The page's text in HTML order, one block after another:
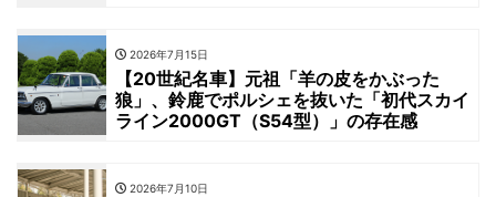
2026年7月15日
【20世紀名車】元祖「羊の皮をかぶった
狼」、鈴鹿でポルシェを抜いた「初代スカイ
ライン2000GT（S54型）」の存在感
2026年7月10日